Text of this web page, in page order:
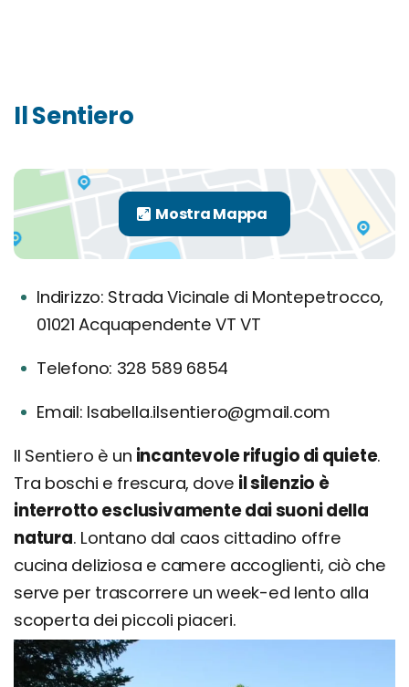
Il Sentiero
Indirizzo: Strada Vicinale di Montepetrocco,
01021 Acquapendente VT VT
Telefono: 328 589 6854
Email: Isabella.ilsentiero@gmail.com
Il Sentiero è un incantevole rifugio di quiete.
Tra boschi e frescura, dove il silenzio è
interrotto esclusivamente dai suoni della
natura. Lontano dal caos cittadino offre
cucina deliziosa e camere accoglienti, ciò che
serve per trascorrere un week-ed lento alla
scoperta dei piccoli piaceri.